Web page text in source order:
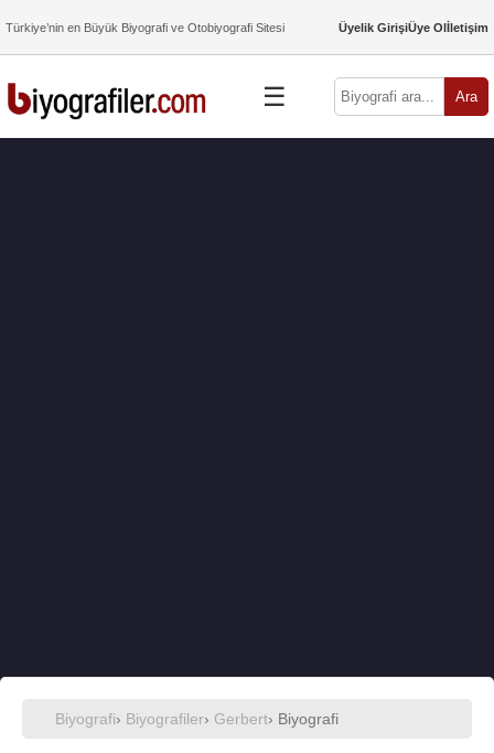
Türkiye’nin en Büyük Biyografi ve Otobiyografi Sitesi Üyelik GirişiÜye Olİletişim
☰ Ara
Biyografi› Biyografiler› Gerbert› Biyografi